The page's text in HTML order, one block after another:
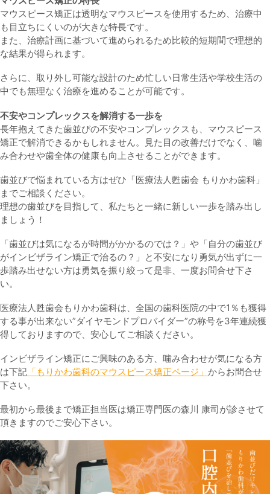
マウスピース矯正は透明なマウスピースを使用するため、治療中
も目立ちにくいのが大きな特長です。
また、治療計画に基づいて進められるため比較的短期間で理想的
な結果が得られます。
さらに、取り外し可能な設計のため忙しい日常生活や学校生活の
中でも無理なく治療を進めることが可能です。
不安やコンプレックスを解消する一歩を
長年抱えてきた歯並びの不安やコンプレックスも、マウスピース
矯正で解消できるかもしれません。見た目の改善だけでなく、噛
み合わせや歯全体の健康も向上させることができます。
歯並びで悩まれている方はぜひ「医療法人甦歯会 もりかわ歯科」
までご相談ください。
理想の歯並びを目指して、私たちと一緒に新しい一歩を踏み出し
ましょう！
「歯並びは気になるが時間がかかるのでは？」や「自分の歯並び
がインビザライン矯正で治るの？」と不安になり勇気が出ずに一
歩踏み出せない方は勇気を振り絞って是非、一度お問合せ下さ
い。
医療法人甦歯会もりかわ歯科は、全国の歯科医院の中で1％も獲得
する事が出来ない”ダイヤモンドプロバイダー”の称号を3年連続獲
得しておりますので、安心してご相談ください。
インビザライン矯正にご興味のある方、噛み合わせが気になる方
は下記 「もりかわ歯科のマウスピース矯正ページ」 からお問合せ
下さい。
最初から最後まで矯正担当医は矯正専門医の森川 康司が診させて
頂きますのでご安心下さい。